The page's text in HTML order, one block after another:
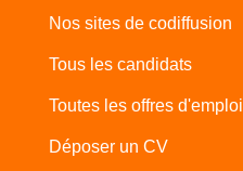
Nos sites de codiffusion
Tous les candidats
Toutes les offres d'emploi
Déposer un CV